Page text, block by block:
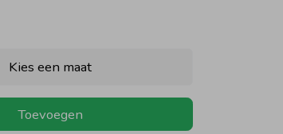
Kies een maat
Toevoegen